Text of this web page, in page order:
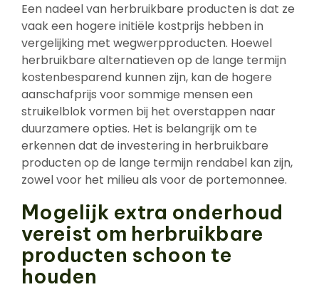
Een nadeel van herbruikbare producten is dat ze
vaak een hogere initiële kostprijs hebben in
vergelijking met wegwerpproducten. Hoewel
herbruikbare alternatieven op de lange termijn
kostenbesparend kunnen zijn, kan de hogere
aanschafprijs voor sommige mensen een
struikelblok vormen bij het overstappen naar
duurzamere opties. Het is belangrijk om te
erkennen dat de investering in herbruikbare
producten op de lange termijn rendabel kan zijn,
zowel voor het milieu als voor de portemonnee.
Mogelijk extra onderhoud
vereist om herbruikbare
producten schoon te
houden